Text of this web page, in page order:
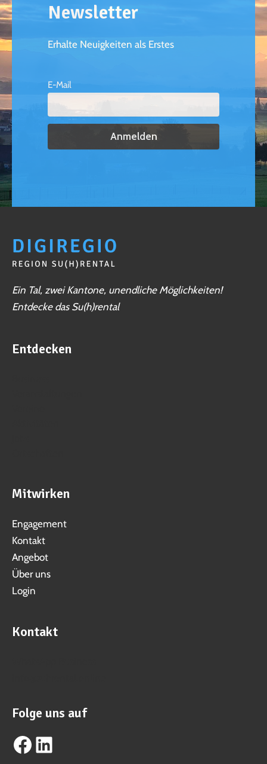
Newsletter
Erhalte Neuigkeiten als Erstes
E-Mail
Ein Tal, zwei Kantone, unendliche Möglichkeiten!
Entdecke das Su(h)rental
Entdecken
Mitwirken
Engagement
Kontakt
Angebot
Über uns
Login
Kontakt
Folge uns auf
Facebook
LinkedIn